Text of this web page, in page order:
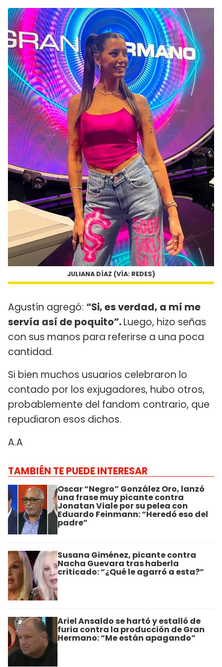
JULIANA DÍAZ (VÍA: REDES)
Agustín agregó: “Si, es verdad, a mí me
servía así de poquito”.Luego, hizo señas
con sus manos para referirse a una poca
cantidad.
Si bien muchos usuarios celebraron lo
contado por los exjugadores, hubo otros,
probablemente del fandom contrario, que
repudiaron esos dichos.
A.A
TAMBIÉN TE PUEDE INTERESAR
Oscar “Negro” González Oro, lanzó
una frase muy picante contra
Jonatan Viale por su pelea con
Eduardo Feinmann: “Heredó eso del
padre”
Susana Giménez, picante contra
Nacha Guevara tras haberla
criticado: “¿Qué le agarró a esta?”
Ariel Ansaldo se hartó y estalló de
furia contra la producción de Gran
Hermano: “Me están apagando”